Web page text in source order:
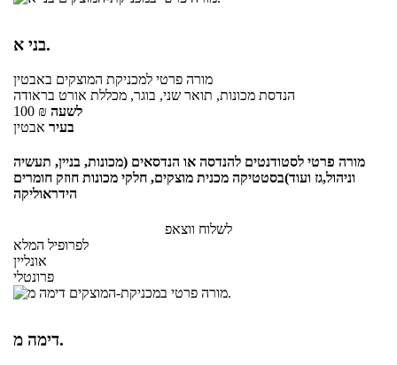
בני א.
מורה פרטי למכניקת המוצקים באבטין
הנדסת מכונות, תואר שני, בוגר, מכללת אורט בראודה
100 ₪ לשעה
בעיר אבטין
מורה פרטי לסטודנטים להנדסה או הנדסאים (מכונות, בניין, תעשיה
וניהול,גז ועוד)בסטטיקה מכנית מוצקים, חלקי מכונות חוזק חומרים
הידראוליקה
לשלוח ווצאפ
לפרופיל המלא
אונליין
פרונטלי
דימה מ.